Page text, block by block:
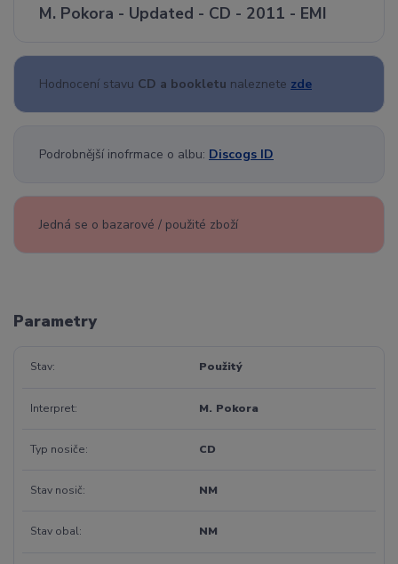
M. Pokora - Updated - CD - 2011 - EMI
Hodnocení stavu CD a bookletu naleznete zde
Podrobnější inofrmace o albu: Discogs ID
Jedná se o bazarové / použité zboží
Parametry
Stav Použitý
Interpret M. Pokora
Typ nosiče CD
Stav nosič NM
Stav obal NM